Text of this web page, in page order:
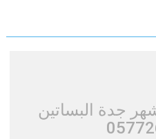
جدة البساتين